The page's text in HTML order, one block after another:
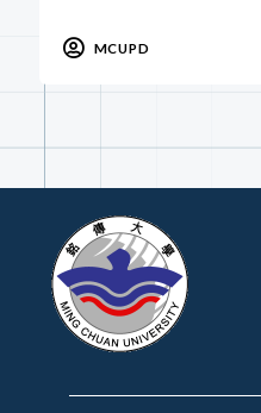
MCUPD